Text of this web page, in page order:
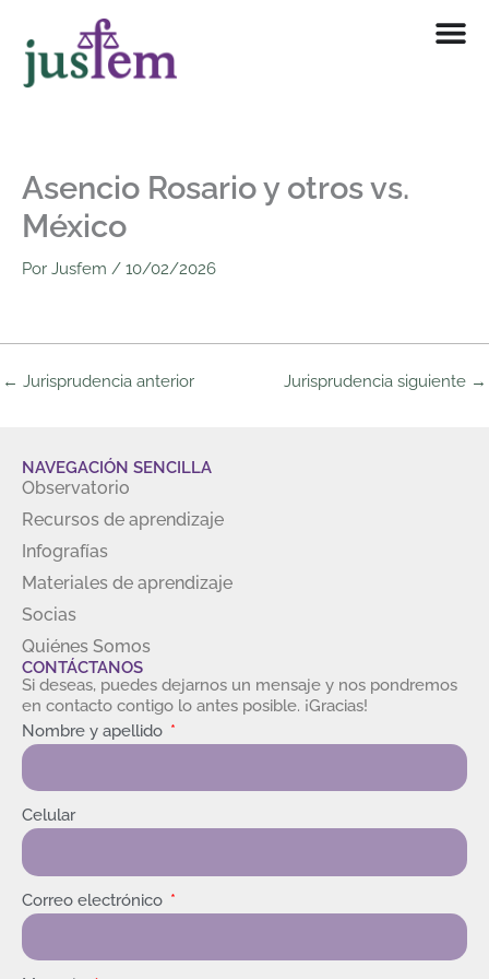
contenido
Asencio Rosario y otros vs.
México
Por Jusfem / 10/02/2026
← Jurisprudencia anterior Jurisprudencia siguiente →
NAVEGACIÓN SENCILLA
Observatorio
Recursos de aprendizaje
Infografías
Materiales de aprendizaje
Socias
Quiénes Somos
CONTÁCTANOS
Si deseas, puedes dejarnos un mensaje y nos pondremos
en contacto contigo lo antes posible. ¡Gracias!
Nombre y apellido
Celular
Correo electrónico